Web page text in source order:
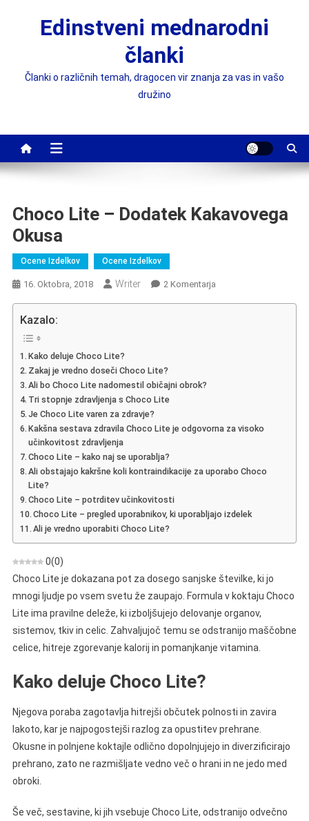
Edinstveni mednarodni
članki
Članki o različnih temah, dragocen vir znanja za vas in vašo
družino
Choco Lite – Dodatek Kakavovega
Okusa
Ocene Izdelkov Ocene Izdelkov
16. Oktobra, 2018 Writer 2 KomentarjaNa
Kazalo:
Kako deluje Choco Lite?
Zakaj je vredno doseči Choco Lite?
Ali bo Choco Lite nadomestil običajni obrok?
Tri stopnje zdravljenja s Choco Lite
Je Choco Lite varen za zdravje?
Kakšna sestava zdravila Choco Lite je odgovorna za visoko
učinkovitost zdravljenja
Choco Lite – kako naj se uporablja?
Ali obstajajo kakršne koli kontraindikacije za uporabo Choco
Lite?
Choco Lite – potrditev učinkovitosti
Choco Lite – pregled uporabnikov, ki uporabljajo izdelek
Ali je vredno uporabiti Choco Lite?
0(0)
Choco Lite je dokazana pot za dosego sanjske številke, ki jo
mnogi ljudje po vsem svetu že zaupajo. Formula v koktaju Choco
Lite ima pravilne deleže, ki izboljšujejo delovanje organov,
sistemov, tkiv in celic. Zahvaljujoč temu se odstranijo maščobne
celice, hitreje zgorevanje kalorij in pomanjkanje vitamina.
Kako deluje Choco Lite?
Njegova poraba zagotavlja hitrejši občutek polnosti in zavira
lakoto, kar je najpogostejši razlog za opustitev prehrane.
Okusne in polnjene koktajle odlično dopolnjujejo in diverzificirajo
prehrano, zato ne razmišljate vedno več o hrani in ne jedo med
obroki.
Še več, sestavine, ki jih vsebuje Choco Lite, odstranijo odvečno